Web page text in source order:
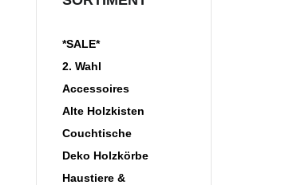
*SALE*
2. Wahl
Accessoires
Alte Holzkisten
Couchtische
Deko Holzkörbe
Haustiere &